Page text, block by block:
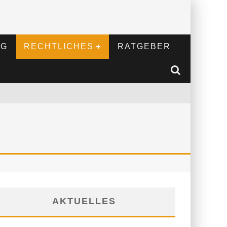
RECHTLICHES RATGEBER
AKTUELLES